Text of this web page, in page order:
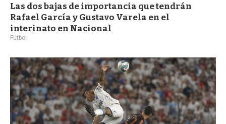
Las dos bajas de importancia que tendrán
Rafael García y Gustavo Varela en el
interinato en Nacional
Fútbol